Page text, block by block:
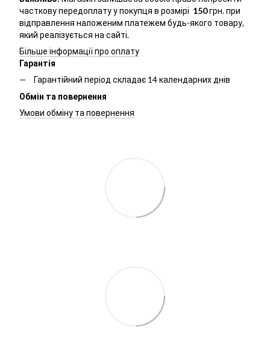
часткову передоплату у покупця в розмірі 150грн. при
відправлення наложеним платежем будь-якого товару,
який реалізується на сайті.
Більше інформації про оплату
Гарантія
Гарантійний період складає 14 календарних днів
Обмін та повернення
Умови обміну та повернення